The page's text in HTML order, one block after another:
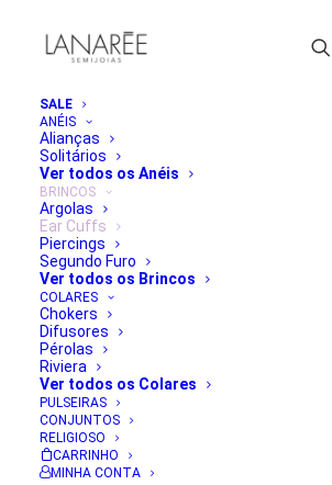
SALE
ANÉIS
Alianças
Solitários
Ver todos os Anéis
BRINCOS
Argolas
Ear Cuffs
Piercings
Segundo Furo
Ver todos os Brincos
COLARES
Chokers
Difusores
Pérolas
Riviera
Ver todos os Colares
PULSEIRAS
CONJUNTOS
RELIGIOSO
CARRINHO
MINHA CONTA
ORDENAR POR PREÇO: MAIOR